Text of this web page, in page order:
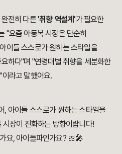
전히 다른 '취향 역설계'가 필요한
"요즘 아동복 시장은 단순히
이들 스스로가 원하는 스타일을
하다"며 "연령대별 취향을 세분화한
라고 말했어요.
, 아이들 스스로가 원하는 스타일을
장이 진화하는 방향이랍니다!
요, 아이돌파인가요? 🎀🎤